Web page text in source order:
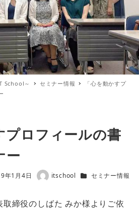
School～ セミナー情報
「心を動かすプ
プロフィールの書
ー
年1月4日
著
itschool カテゴリー
セミナー情報
締役のしばた みか様よりご依